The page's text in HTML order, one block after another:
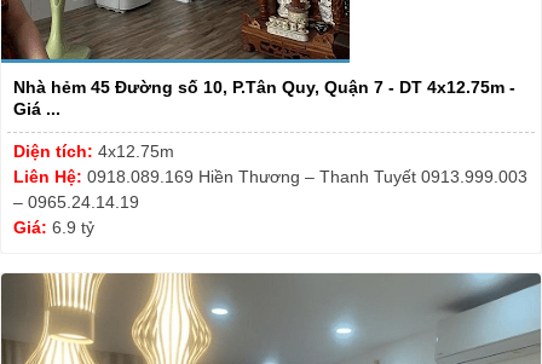
Nhà hẻm 45 Đường số 10, P.Tân Quy, Quận 7 - DT 4x12.75m -
Giá ...
Diện tích: 4x12.75m
Liên Hệ: 0918.089.169 Hiền Thương – Thanh Tuyết 0913.999.003
– 0965.24.14.19
Giá: 6.9 tỷ